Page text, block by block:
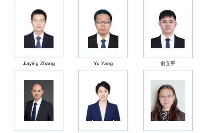
Jiaying Zhang Yu Yang 俞立平